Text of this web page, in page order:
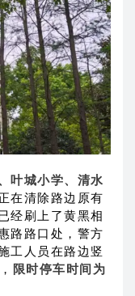
叶城小学、清水
在清除路边原有
经刷上了黄黑相
路路口处，警方
工人员在路边竖
限时停车时间为